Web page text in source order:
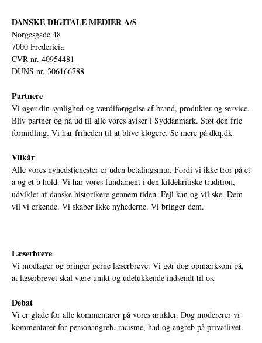
DANSKE DIGITALE MEDIER A/S
Norgesgade 48
7000 Fredericia
CVR nr. 40954481
DUNS nr. 306166788
Partnere
Vi øger din synlighed og værdiforøgelse af brand, produkter og service.
Bliv partner og nå ud til alle vores aviser i Syddanmark. Støt den frie
formidling. Vi har friheden til at blive klogere. Se mere på dkq.dk.
Vilkår
Alle vores nyhedstjenester er uden betalingsmur. Fordi vi ikke tror på et
a og et b hold. Vi har vores fundament i den kildekritiske tradition,
udviklet af danske historikere gennem tiden. Fejl kan og vil ske. Dem
vil vi erkende. Vi skaber ikke nyhederne. Vi bringer dem.
Læserbreve
Vi modtager og bringer gerne læserbreve. Vi gør dog opmærksom på,
at læserbrevet skal være unikt og udelukkende indsendt til os.
Debat
Vi er glade for alle kommentarer på vores artikler. Dog modererer vi
kommentarer for personangreb, racisme, had og angreb på privatlivet.